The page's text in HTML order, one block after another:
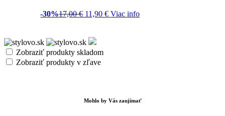
-30%17,00€ 11,90€ Viac info
Zobraziť produkty skladom
Zobraziť produkty v zľave
Mohlo by Vás zaujímať